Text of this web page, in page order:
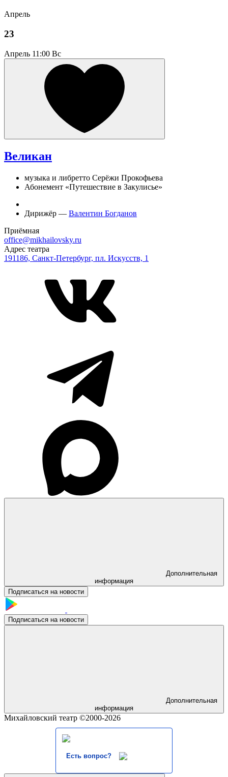
Апрель
23
Апрель 11:00 Вс
Великан
музыка и либретто Серёжи Прокофьева
Абонемент «Путешествие в Закулисье»
Дирижёр — Валентин Богданов
Приёмная
office@mikhailovsky.ru
Адрес театра
191186, Санкт-Петербург, пл. Искусств, 1
Дополнительная
информация
Подписаться на новости
Подписаться на новости
Дополнительная
информация
Михайловский театр ©2000-2026
Есть вопрос?